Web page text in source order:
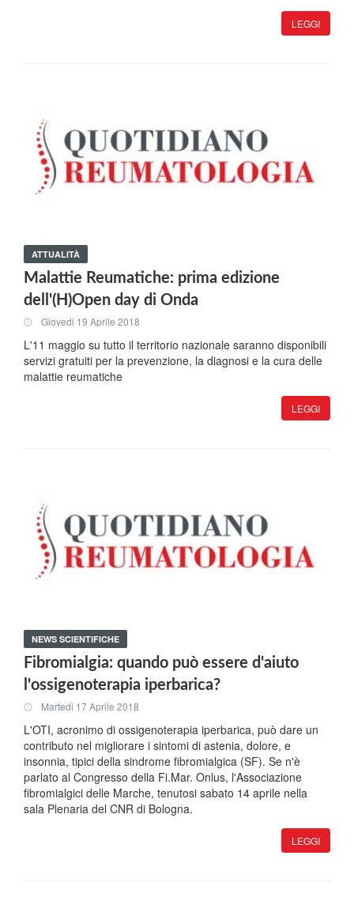
LEGGI
ATTUALITÀ
Malattie Reumatiche: prima edizione
dell'(H)Open day di Onda
Giovedi 19 Aprile 2018
L'11 maggio su tutto il territorio nazionale saranno disponibili
servizi gratuiti per la prevenzione, la diagnosi e la cura delle
malattie reumatiche
LEGGI
NEWS SCIENTIFICHE
Fibromialgia: quando può essere d'aiuto
l'ossigenoterapia iperbarica?
Martedi 17 Aprile 2018
L'OTI, acronimo di ossigenoterapia iperbarica, può dare un
contributo nel migliorare i sintomi di astenia, dolore, e
insonnia, tipici della sindrome fibromialgica (SF). Se n'è
parlato al Congresso della Fi.Mar. Onlus, l'Associazione
fibromialgici delle Marche, tenutosi sabato 14 aprile nella
sala Plenaria del CNR di Bologna.
LEGGI